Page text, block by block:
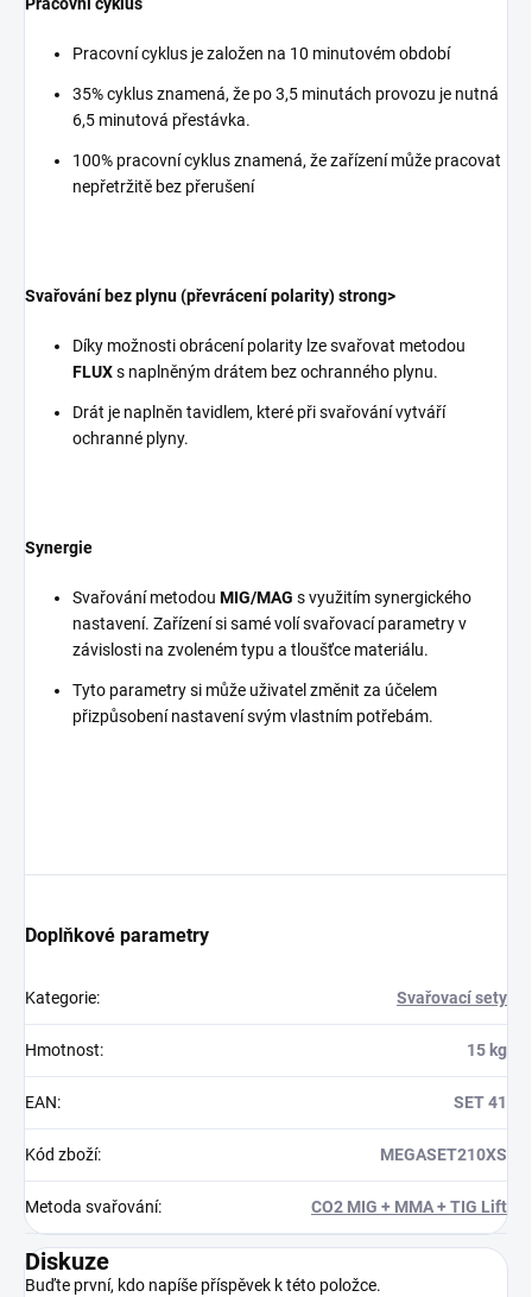
Pracovní cyklus je založen na 10 minutovém období
35% cyklus znamená, že po 3,5 minutách provozu je nutná
6,5 minutová přestávka.
100% pracovní cyklus znamená, že zařízení může pracovat
nepřetržitě bez přerušení
Svařování bez plynu (převrácení polarity) strong>
Díky možnosti obrácení polarity lze svařovat metodou
FLUXs naplněným drátem bez ochranného plynu.
Drát je naplněn tavidlem, které při svařování vytváří
ochranné plyny.
Synergie
Svařování metodou MIG/MAG s využitím synergického
nastavení. Zařízení si samé volí svařovací parametry v
závislosti na zvoleném typu a tloušťce materiálu.
Tyto parametry si může uživatel změnit za účelem
přizpůsobení nastavení svým vlastním potřebám.
Doplňkové parametry
Kategorie: Svařovací sety
Hmotnost: 15 kg
EAN: SET 41
Kód zboží: MEGASET210XS
Metoda svařování: CO2 MIG + MMA + TIG Lift
Diskuze
Buďte první, kdo napíše příspěvek k této položce.